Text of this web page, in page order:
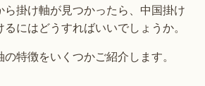
掛け軸が見つかったら、中国掛け
にはどうすればいいでしょうか。
特徴をいくつかご紹介します。